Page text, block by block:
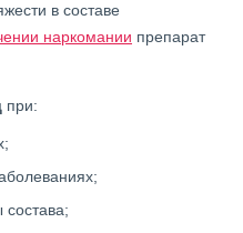
в составе
наркомании препарат
при: